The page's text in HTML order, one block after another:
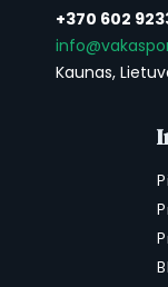
Galinė
patikimai
krepšį ar
pateko
kranto ir
+370 602
Kaunas,